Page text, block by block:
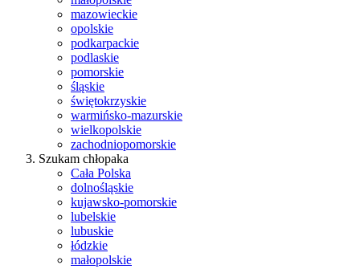
mazowieckie
opolskie
podkarpackie
podlaskie
pomorskie
śląskie
świętokrzyskie
warmińsko-mazurskie
wielkopolskie
zachodniopomorskie
Szukam chłopaka
Cała Polska
dolnośląskie
kujawsko-pomorskie
lubelskie
lubuskie
łódzkie
małopolskie